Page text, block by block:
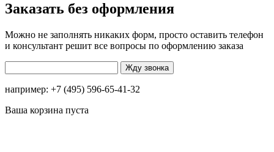
Заказать без оформления
Можно не заполнять никаких форм, просто оставить телефон
и консультант решит все вопросы по оформлению заказа
например: +7 (495) 596-65-41-32
Ваша корзина пуста